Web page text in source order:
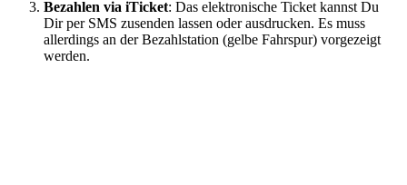
Bezahlen via iTicket: Das elektronische Ticket kannst Du
Dir per SMS zusenden lassen oder ausdrucken. Es muss
allerdings an der Bezahlstation (gelbe Fahrspur) vorgezeigt
werden.